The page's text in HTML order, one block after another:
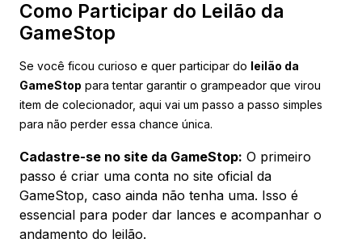
Como Participar do Leilão da
GameStop
Se você ficou curioso e quer participar do leilão da
GameStop para tentar garantir o grampeador que virou
item de colecionador, aqui vai um passo a passo simples
para não perder essa chance única.
Cadastre-se no site da GameStop: O primeiro
passo é criar uma conta no site oficial da
GameStop, caso ainda não tenha uma. Isso é
essencial para poder dar lances e acompanhar o
andamento do leilão.